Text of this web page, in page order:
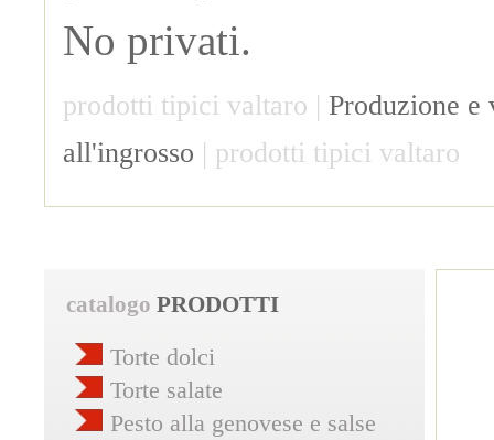
No privati.
prodotti tipici valtaro | Produzione e
all'ingrosso | prodotti tipici valtaro
catalogo PRODOTTI
Torte dolci
Torte salate
Pesto alla genovese e salse